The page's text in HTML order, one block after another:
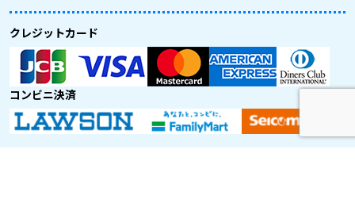
クレジットカード
コンビニ決済